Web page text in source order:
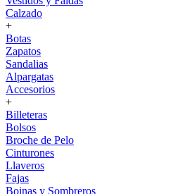
Calzado
+
Botas
Zapatos
Sandalias
Alpargatas
Accesorios
+
Billeteras
Bolsos
Broche de Pelo
Cinturones
Llaveros
Fajas
Boinas y Sombreros